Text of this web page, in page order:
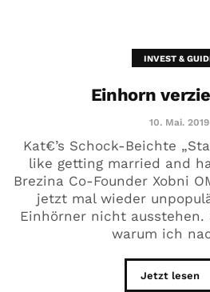
INVEST &
Einhorn
10. Mai. 2019
Kat€’s Schock-Beichte
like getting married and
Brezina Co-Founder Xobni
jetzt mal wieder
Einhörner nicht ausstehen.
warum ich
Jetzt lesen